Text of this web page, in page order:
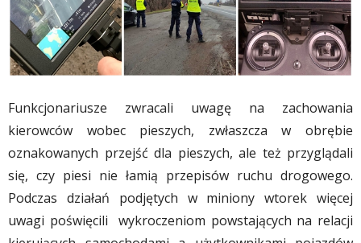
Funkcjonariusze zwracali uwagę na zachowania
kierowców wobec pieszych, zwłaszcza w obrębie
oznakowanych przejść dla pieszych, ale też przyglądali
się, czy piesi nie łamią przepisów ruchu drogowego.
Podczas działań podjętych w miniony wtorek więcej
uwagi poświęcili wykroczeniom powstających na relacji